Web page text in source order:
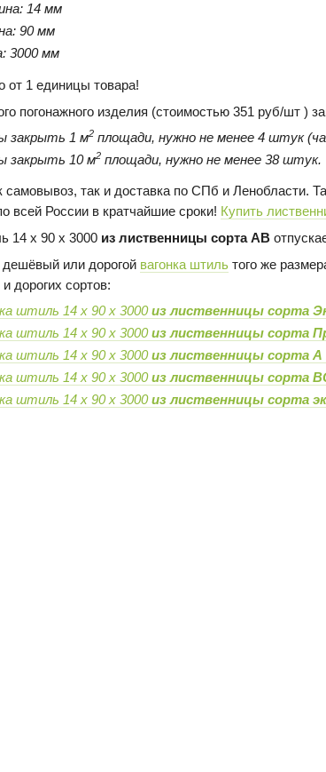
14 мм
90 мм
3000 мм
от 1 единицы товара!
погонажного изделия (стоимостью 351 руб/шт )
закрыть 1 м2 площади, нужно не менее 4 штук
закрыть 10 м2 площади, нужно не менее 38 штук.
самовывоз, так и доставка по СПб и Ленобласти.
всей России в кратчайшие сроки! Купить
14 х 90 х 3000 из лиственницы сорта AB
или дорогой вагонка штильтого же
дорогих сортов:
штиль 14 х 90 х 3000из лиственницы сорта
штиль 14 х 90 х 3000из лиственницы сорта
штиль 14 х 90 х 3000из лиственницы сорта А
штиль 14 х 90 х 3000из лиственницы сорта
штиль 14 х 90 х 3000из лиственницы сорта